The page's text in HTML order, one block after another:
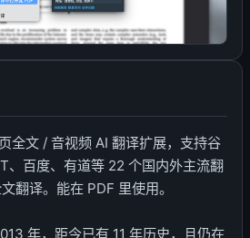
全文 / 音视频 AI 翻译扩展，支持谷
百度、有道等 22 个国内外主流翻
翻译。能在 PDF 里使用。
年，距今已有 11 年历史，且仍在